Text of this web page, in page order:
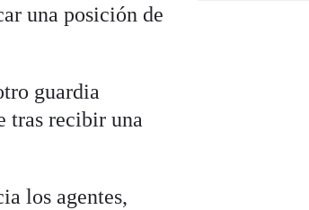
una posición de
guardia
tras recibir una
los agentes,